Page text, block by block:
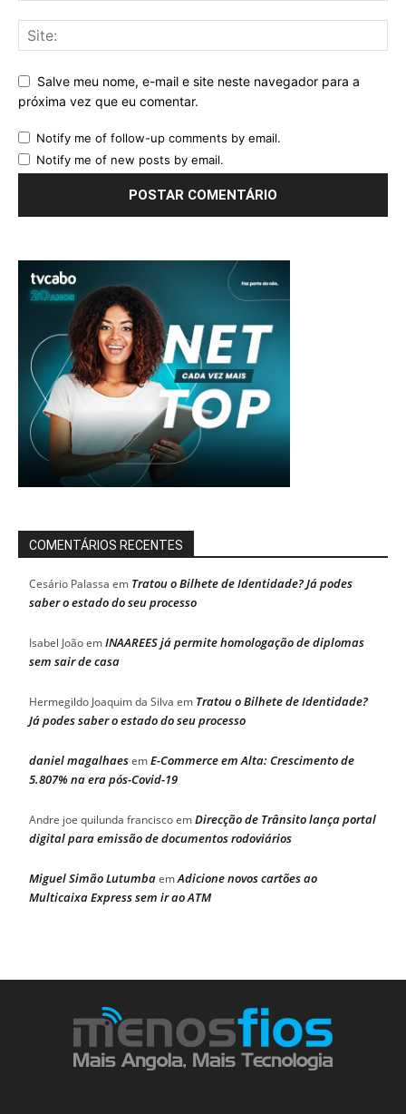
Salve meu nome, e-mail e site neste navegador para a
próxima vez que eu comentar.
Notify me of follow-up comments by email.
Notify me of new posts by email.
COMENTÁRIOS RECENTES
Cesário Palassa em Tratou o Bilhete de Identidade? Já podes
saber o estado do seu processo
Isabel JoãoemINAAREES já permite homologação de diplomas
sem sair de casa
Hermegildo Joaquim da Silva em Tratou o Bilhete de Identidade?
Já podes saber o estado do seu processo
daniel magalhaesemE-Commerce em Alta: Crescimento de
5.807% na era pós-Covid-19
Andre joe quilunda franciscoemDirecção de Trânsito lança portal
digital para emissão de documentos rodoviários
Miguel Simão LutumbaemAdicione novos cartões ao
Multicaixa Express sem ir ao ATM